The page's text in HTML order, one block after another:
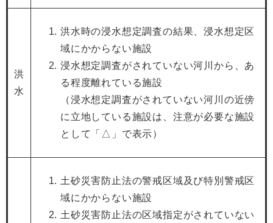
洪
水
洪水時の浸水想定調査の結果、浸水想定区
域にかからない施設
浸水想定調査がされていない河川から、あ
る程度離れている施設
（浸水想定調査がされていない河川の近傍
に立地している施設は、注意が必要な施設
として「△」で表示）
土砂災害防止法の警戒区域及び特別警戒区
域にかからない施設
土砂災害防止法の区域指定がされていない